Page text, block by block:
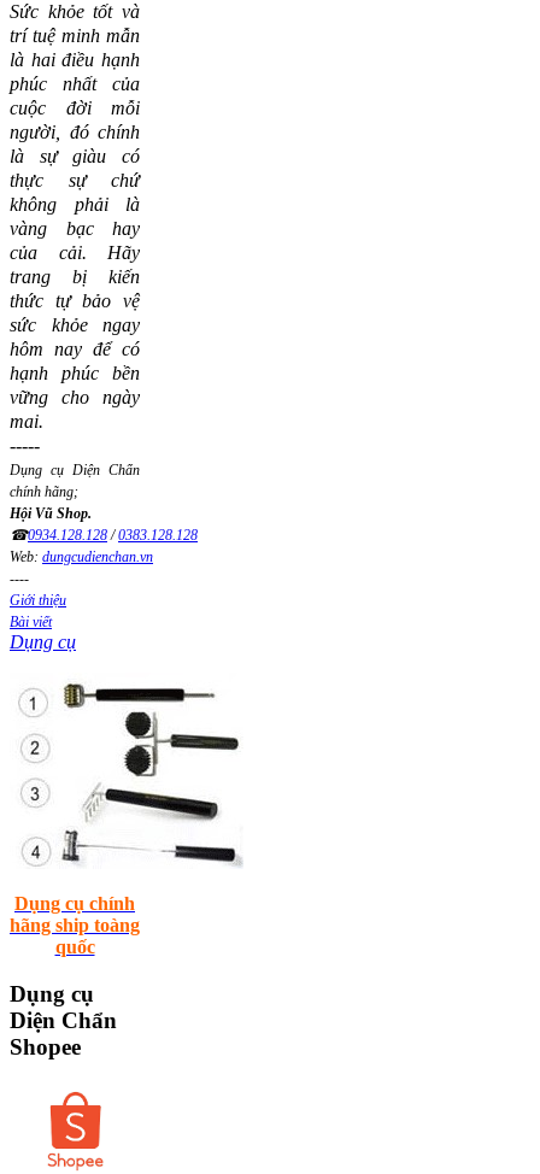
Sức khỏe tốt và
trí tuệ minh mẫn
là hai điều hạnh
phúc nhất của
cuộc đời mỗi
người, đó chính
là sự giàu có
thực sự chứ
không phải là
vàng bạc hay
của cải. Hãy
trang bị kiến
thức tự bảo vệ
sức khỏe ngay
hôm nay để có
hạnh phúc bền
vững cho ngày
mai.
-----
Dụng cụ Diện Chẩn
chính hãng;
Hội Vũ Shop.
☎0934.128.128/0383.128.128
Web: dungcudienchan.vn
----
Giới thiệu
Bài viết
Dụng cụ
Dụng cụ chính
hãng ship toàng
quốc
Dụng cụ
Diện Chẩn
Shopee